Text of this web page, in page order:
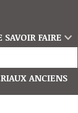
SAVOIR FAIRE
ANCIENS